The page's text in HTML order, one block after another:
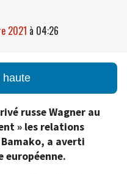
2021 à 04:26
haute
russe Wagner au
» les relations
a averti
européenne.